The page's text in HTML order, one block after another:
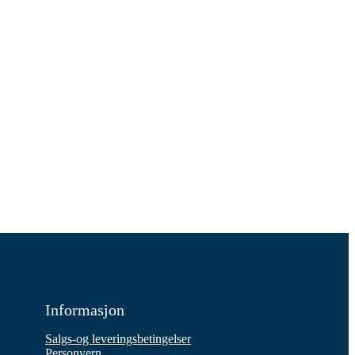
Informasjon
Salgs-og leveringsbetingelser